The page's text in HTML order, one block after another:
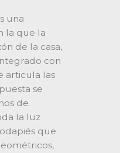
una
la que la
de la casa,
con
articula las
se
de
la luz
que